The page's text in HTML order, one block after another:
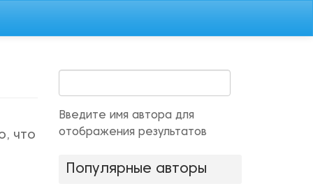
что
Введите имя автора для
отображения результатов
Популярные авторы